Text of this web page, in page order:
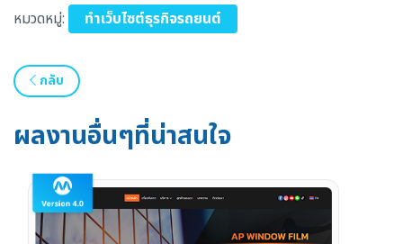
หมวดหมู่: ทำเว็บไซต์ธุรกิจรถยนต์
กลับ
ผลงานอื่นๆที่น่าสนใจ